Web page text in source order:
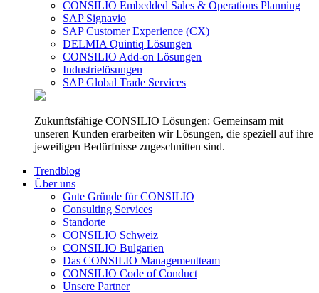
CONSILIO Embedded Sales & Operations Planning
SAP Signavio
SAP Customer Experience (CX)
DELMIA Quintiq Lösungen
CONSILIO Add-on Lösungen
Industrielösungen
SAP Global Trade Services
Zukunftsfähige CONSILIO Lösungen: Gemeinsam mit
unseren Kunden erarbeiten wir Lösungen, die speziell auf ihre
jeweiligen Bedürfnisse zugeschnitten sind.
Trendblog
Über uns
Gute Gründe für CONSILIO
Consulting Services
Standorte
CONSILIO Schweiz
CONSILIO Bulgarien
Das CONSILIO Managementteam
CONSILIO Code of Conduct
Unsere Partner